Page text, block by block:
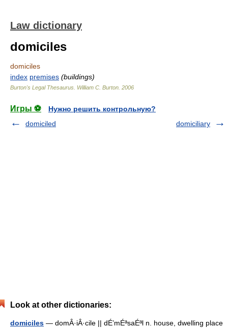
Law dictionary
domiciles
domiciles
index premises (buildings)
Burton's Legal Thesaurus. William C. Burton 2006
Игры ⚽
Нужно решить контрольную?
domiciled
domiciliary
Look at other dictionaries:
domiciles — domÂ·iÂ·cile || dÉ’mÉªsaÉªl n. house, dwelling place